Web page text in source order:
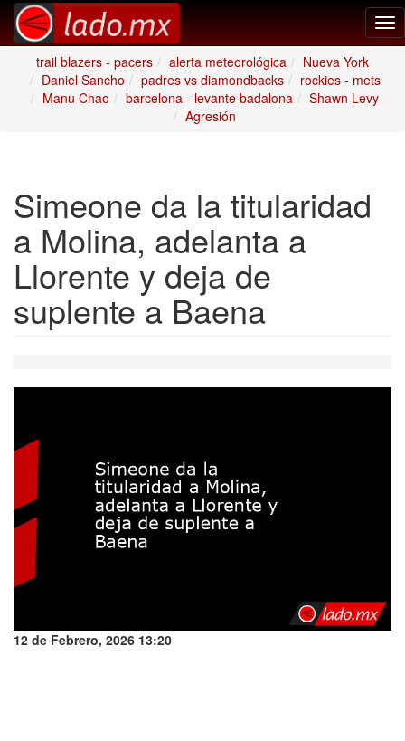
trail blazers - pacers
alerta meteorológica
Nueva York
Daniel Sancho
padres vs diamondbacks
rockies - mets
Manu Chao
barcelona - levante badalona
Shawn Levy
Agresión
Simeone da la titularidad
a Molina, adelanta a
Llorente y deja de
suplente a Baena
12 de Febrero, 2026 13:20